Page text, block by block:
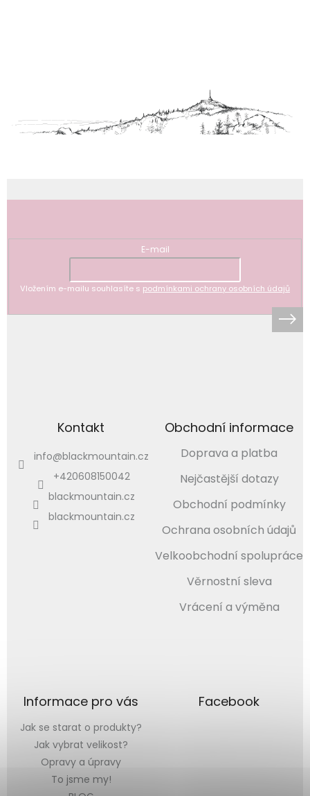
E-mail
Vložením e-mailu souhlasíte s podmínkami ochrany osobních údajů
Kontakt
info@blackmountain.cz
+420608150042
blackmountain.cz
blackmountain.cz
Obchodní informace
Doprava a platba
Nejčastější dotazy
Obchodní podmínky
Ochrana osobních údajů
Velkoobchodní spolupráce
Věrnostní sleva
Vrácení a výměna
Informace pro vás
Jak se starat o produkty?
Jak vybrat velikost?
Opravy a úpravy
To jsme my!
Facebook